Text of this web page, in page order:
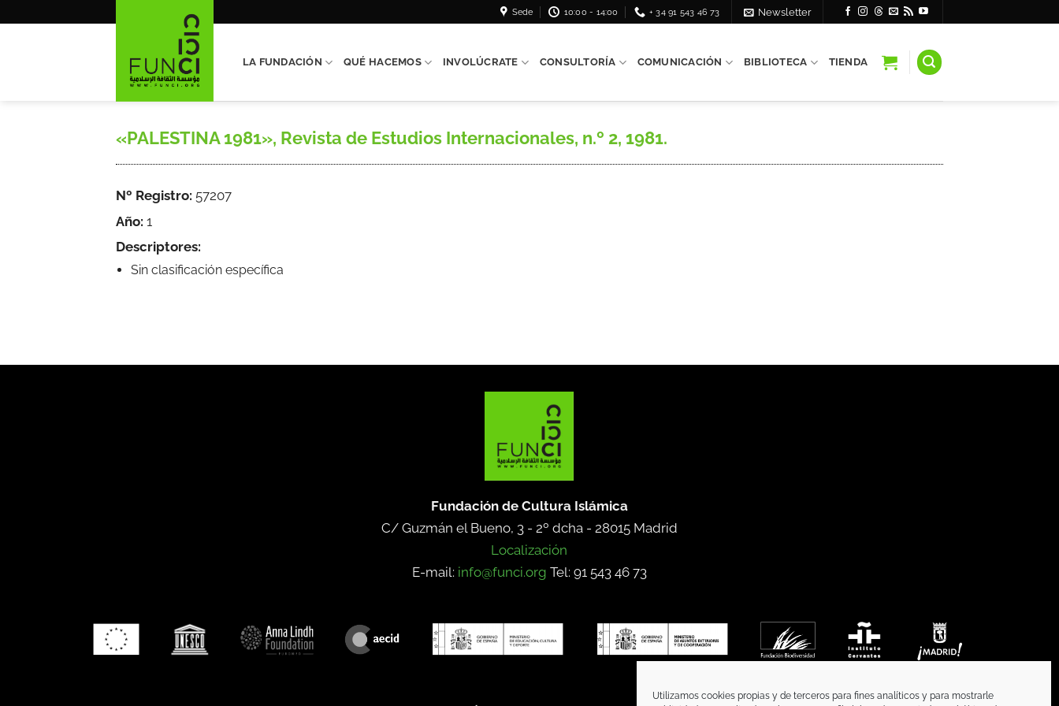
Utilizamos cookies propias y de terceros para fines analíticos y para mostrarle
Sede 10:00 - 14:00 + 34 91 543 46 73 Newsletter
LA FUNDACIÓN QUÉ HACEMOS INVOLÚCRATE CONSULTORÍA COMUNICACIÓN BIBLIOTECA TIENDA
«PALESTINA 1981», Revista de Estudios Internacionales, n.º 2, 1981.
Nº Registro: 57207
Año: 1
Descriptores:
Sin clasificación específica
Fundación de Cultura Islámica
C/ Guzmán el Bueno, 3 - 2º dcha - 28015 Madrid
Localización
E-mail: info@funci.org Tel: 91 543 46 73